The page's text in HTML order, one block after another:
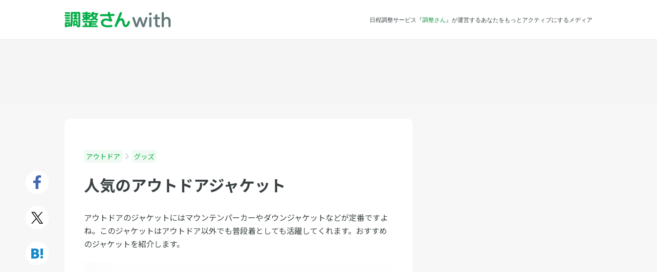
日程調整サービス『調整さん 』が運営するあなたをもっとアクティブにするメディア
アウトドア グッズ
人気のアウトドアジャケット
アウトドアのジャケットにはマウンテンパーカーやダウンジャケットなどが定番ですよ
ね。このジャケットはアウトドア以外でも普段着としても活躍してくれます。おすすめ
のジャケットを紹介します。